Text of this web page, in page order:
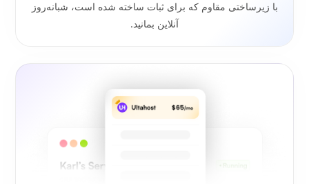
با زیرساختی مقاوم که برای ثبات ساخته شده است، شبانه‌روز
آنلاین بمانید.